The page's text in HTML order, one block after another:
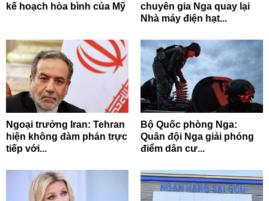
kế hoạch hòa bình của Mỹ
chuyên gia Nga quay lại
Nhà máy điện hạt...
Ngoại trưởng Iran: Tehran
hiện không đàm phán trực
tiếp với...
Bộ Quốc phòng Nga:
Quân đội Nga giải phóng
điểm dân cư...